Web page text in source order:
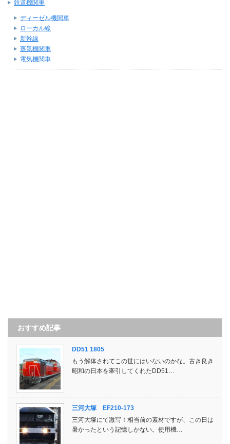
ディーゼル機関車
ローカル線
新幹線
蒸気機関車
電気機関車
おすすめ記事
DD51 1805
もう解体されてこの世にはいないのかな。古き良き
昭和の日本を牽引してくれたDD51…
三河大塚 EF210-173
三河大塚にて激写！相当前の素材ですが、この日は
暑かったという記憶しかない。使用機…